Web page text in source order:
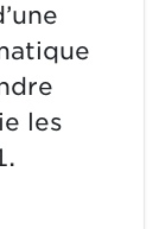
les